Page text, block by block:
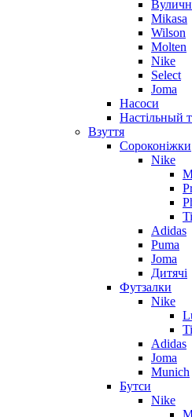
Mikasa
Wilson
Molten
Nike
Select
Joma
Насоси
Настільный
Взуття
Сороконіжки
Nike
Adidas
Puma
Joma
Дитячі
Футзалки
Nike
Adidas
Joma
Munich
Бутси
Nike